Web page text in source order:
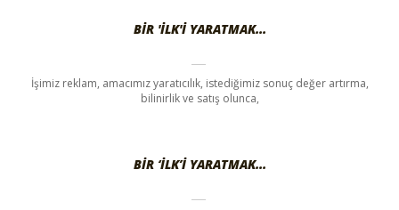
BIR 'ILK'I YARATMAK…
İşimiz reklam, amacımız yaratıcılık, istediğimiz sonuç değer artırma,
bilinirlik ve satış olunca,
BIR ‘ILK’I YARATMAK…